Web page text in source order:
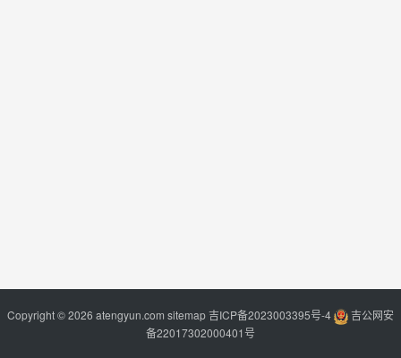
Copyright © 2026 atengyun.com sitemap吉ICP备2023003395号-4
吉公网安
备22017302000401号